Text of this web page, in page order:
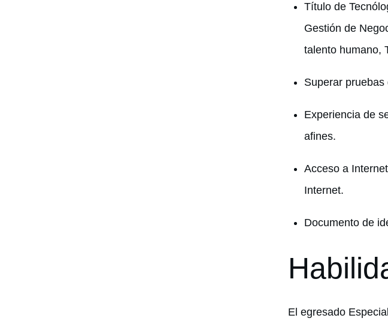
Título de
Gestión de
talento humano,
Superar
Experiencia de
afines.
Acceso a
Internet.
Documento de
El egresado